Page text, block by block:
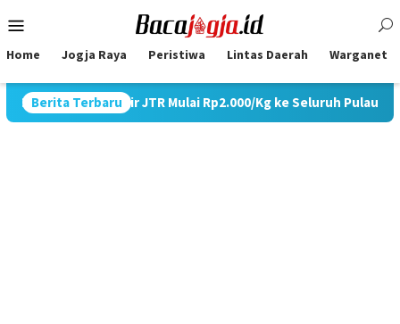
to
Menu
Home Jogja Raya Peristiwa Lintas Daerah Warganet
Berita Terbaru
Ongkir JTR Mulai Rp2.000/Kg ke Seluruh Pulau Jawa